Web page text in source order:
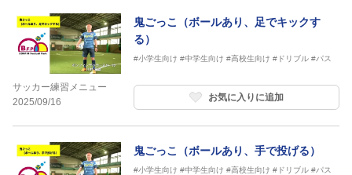
サッカー練習メニュー
2025/09/16
鬼ごっこ（ボールあり、足でキックす
る）
#小学生向け #中学生向け #高校生向け #ドリブル #パス
お気に入りに追加
鬼ごっこ（ボールあり、手で投げる）
#小学生向け #中学生向け #高校生向け #ドリブル #パス